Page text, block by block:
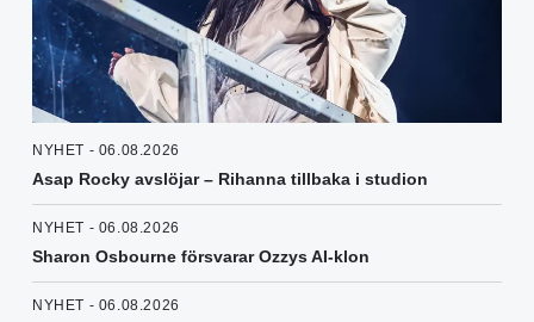
NYHET - 06.08.2026
Asap Rocky avslöjar – Rihanna tillbaka i studion
NYHET - 06.08.2026
Sharon Osbourne försvarar Ozzys AI-klon
NYHET - 06.08.2026